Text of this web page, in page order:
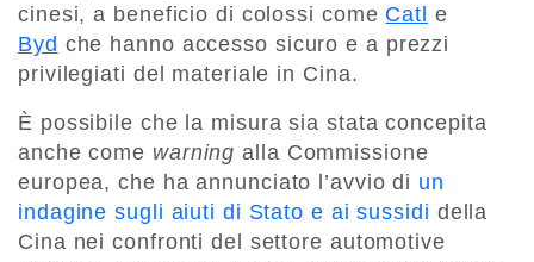
cinesi, a beneficio di colossi come Catl e
Byd che hanno accesso sicuro e a prezzi
privilegiati del materiale in Cina.
È possibile che la misura sia stata concepita
anche come warningalla Commissione
europea, che ha annunciato l’avvio di un
indagine sugli aiuti di Stato e ai sussidi della
Cina nei confronti del settore automotive